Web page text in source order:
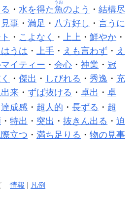
・ 水を得た魚
うお
のよう ・ 結構尽
見事 ・ 満足 ・ 八方好し ・ 言うに
・ こよなく ・ 上上 ・ 鮮やか ・
はうは ・ 上手 ・ えも言わず ・ え
イティー ・ 会心 ・ 神業 ・ 冠
・ 傑出 ・ しびれる ・ 秀逸 ・ 充
来 ・ ずば抜ける ・ 卓出 ・ 卓
達成感 ・ 超人的 ・ 長ずる ・ 超
・ 特出 ・ 突出 ・ 抜きん出る ・ 迫
立つ ・ 満ち足りる ・ 物の見事
て情報 | 凡例